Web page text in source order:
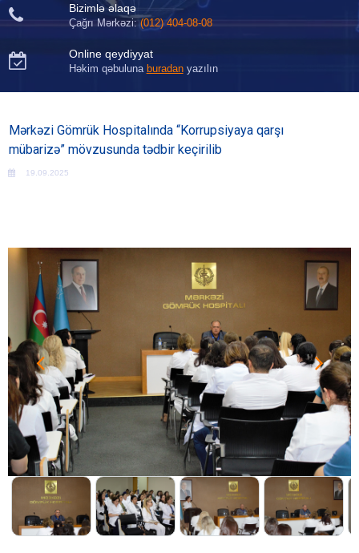
 Bizimlə əlaqə
Çağrı Mərkəzi:(012) 404-08-08
 Online qeydiyyat
Həkim qəbuluna buradanyazılın
Mərkəzi Gömrük Hospitalında “Korrupsiyaya qarşı
mübarizə” mövzusunda tədbir keçirilib
19.09.2025